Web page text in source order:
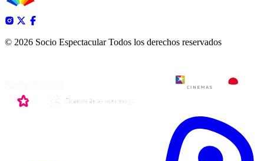
© 2026 Socio Espectacular Todos los derechos reservados